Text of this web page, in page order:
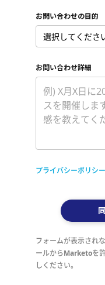
*
お問い合わせの目的
*
お問い合わせ詳細
プライバシーポリシー
フォームが表示され
ールからMarketoを
しください。